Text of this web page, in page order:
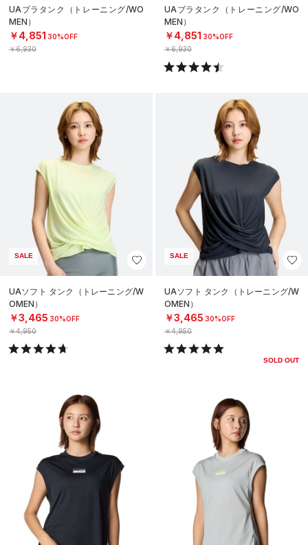
UAブラタンク（トレーニング/WO
MEN）
￥4,851 30%OFF
￥6,930
UAブラタンク（トレーニング/WO
MEN）
￥4,851 30%OFF
￥6,930
SALE
UAソフト タンク（トレーニング/W
OMEN）
￥3,465 30%OFF
￥4,950
SALE
UAソフト タンク（トレーニング/W
OMEN）
￥3,465 30%OFF
￥4,950
SOLD OUT